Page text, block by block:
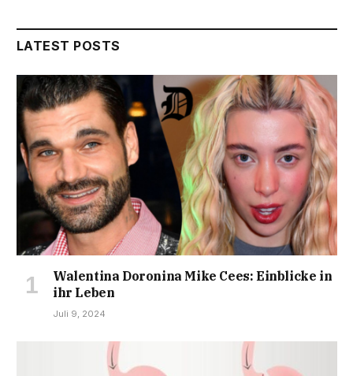
LATEST POSTS
Walentina Doronina Mike Cees: Einblicke in
ihr Leben
Juli 9, 2024